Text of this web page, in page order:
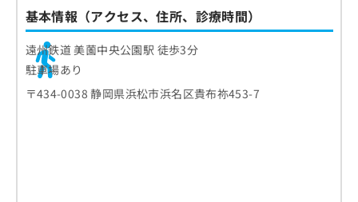
基本情報（アクセス、住所、診療時間）
遠州鉄道 美薗中央公園駅 徒歩3分
駐車場あり
〒434-0038 静岡県浜松市浜名区貴布祢453-7